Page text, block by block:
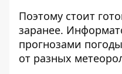
Поэтому стоит
заранее.
прогнозами
от разных